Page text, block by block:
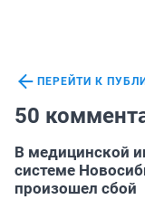
ПЕРЕЙТИ К
50
В медицинской
системе
произошел сбой